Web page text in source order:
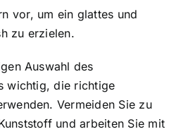
vor, um ein glattes und
zu erzielen.
Auswahl des
wichtig, die richtige
Vermeiden Sie zu
und arbeiten Sie mit